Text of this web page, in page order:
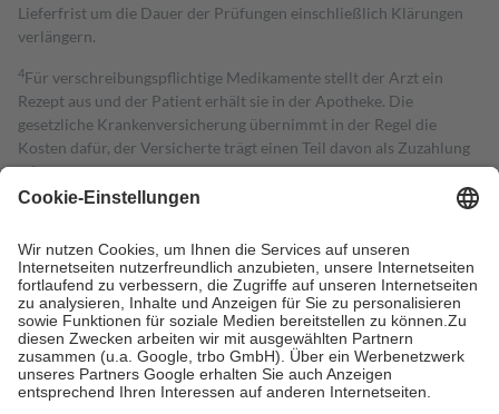
Lieferfrist um die Dauer der Prüfungen einschließlich Klärungen
verlängern.
4Für verschreibungspflichtige Medikamente stellt der Arzt ein
Rezept aus und der Patient erhält sie in der Apotheke. Die
gesetzliche Krankenversicherung übernimmt in der Regel die
Kosten dafür, der Versicherte trägt einen Teil davon als Zuzahlung
mit.
Grundsätzlich leisten Mitglieder Zuzahlungen in Höhe von zehn
höchstens zehn Euro.
Es sind jedoch nie mehr als die tatsächlichen
Kosten der Leistung zu entrichten.
Diese Regeln gelten grundsätzlich auch für Online-Apotheken.
Bei Heilmitteln und häuslicher Krankenpflege beträgt die
Zuzahlung zehn Prozent der Kosten sowie zehn Euro je
Verordnung.
Um das Engagement der Versicherten für ihre eigene Gesundheit zu
stärken und die besondere Stellung der Familie zu unterstützen,